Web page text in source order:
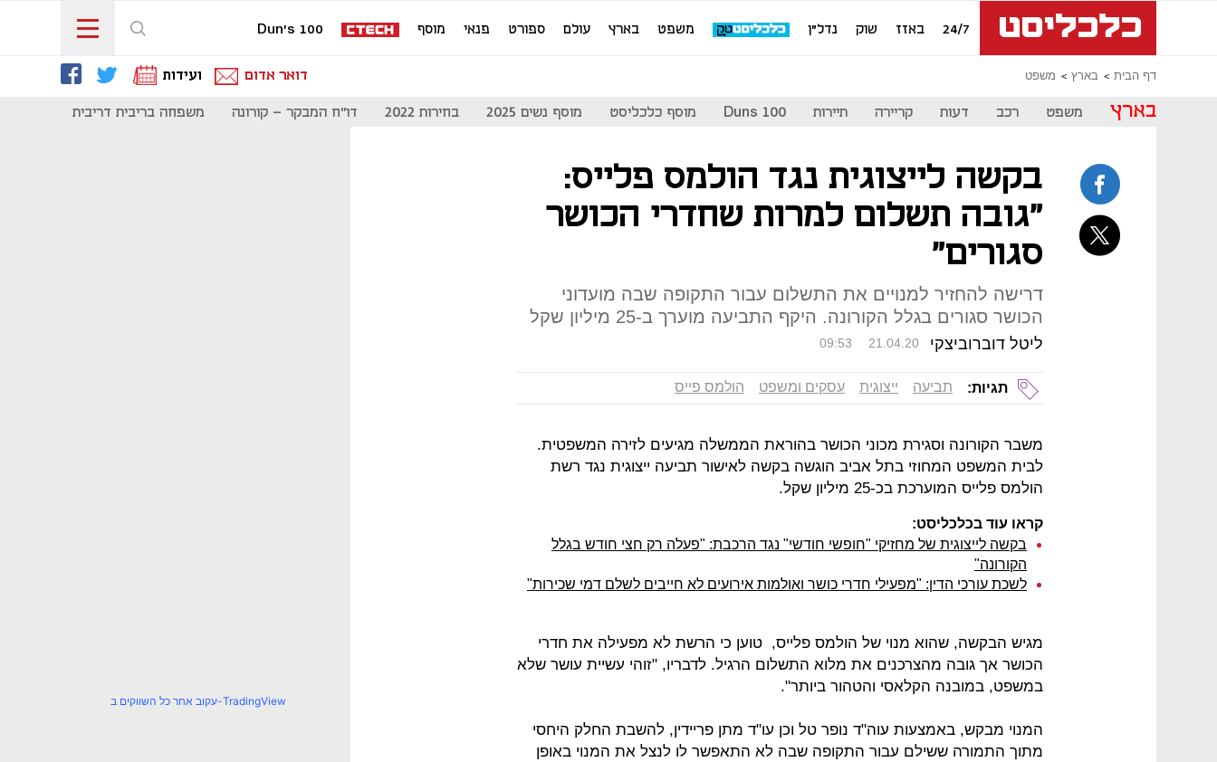
24/7 באזז שוק נדל"ן משפט בארץ עולם ספורט פנאי מוסף Dun's 100
דף הבית בארץ משפט דואר אדום ועידות
בארץ משפט רכב דעות קריירה תיירות Duns 100 מוסף כלכליסט מוסף נשים 2025 בחירות 2022 דו"ח המבקר - קורונה משפחה בריבית דריבית
בקשה לייצוגית נגד הולמס פלייס:
"גובה תשלום למרות שחדרי הכושר
סגורים"
דרישה להחזיר למנויים את התשלום עבור התקופה שבה מועדוני
הכושר סגורים בגלל הקורונה. היקף התביעה מוערך ב-25 מיליון שקל
ליטל דוברוביצקי 09:53 21.04.20
תגיות: תביעה ייצוגית עסקים ומשפט הולמס פייס
משבר הקורונה וסגירת מכוני הכושר בהוראת הממשלה מגיעים לזירה המשפטית.
לבית המשפט המחוזי בתל אביב הוגשה בקשה לאישור תביעה ייצוגית נגד רשת
הולמס פלייס המוערכת בכ-25 מיליון שקל.
קראו עוד בכלכליסט:
בקשה לייצוגית של מחזיקי "חופשי חודשי" נגד הרכבת: "פעלה רק חצי חודש בגלל
הקורונה"
לשכת עורכי הדין: "מפעילי חדרי כושר ואולמות אירועים לא חייבים לשלם דמי שכירות"
מגיש הבקשה, שהוא מנוי של הולמס פלייס, טוען כי הרשת לא מפעילה את חדרי
הכושר אך גובה מהצרכנים את מלוא התשלום הרגיל. לדבריו, "זוהי עשיית עושר שלא
במשפט, במובנה הקלאסי והטהור ביותר".
המנוי מבקש, באמצעות עוה"ד נופר טל וכן עו"ד מתן פריידין, להשבת החלק היחסי
מתוך התמורה ששילם עבור התקופה שבה לא התאפשר לו לנצל את המנוי באופן
עקוב אחר כל השווקים ב-TradingView